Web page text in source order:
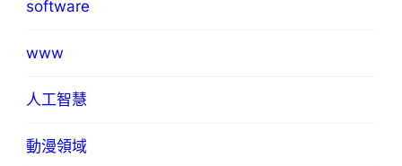
software
www
人工智慧
動漫領域